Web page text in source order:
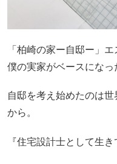
「柏崎の家ー自邸ー」
僕の実家がベースになっ
自邸を考え始めたのは
から。
『住宅設計士として生き